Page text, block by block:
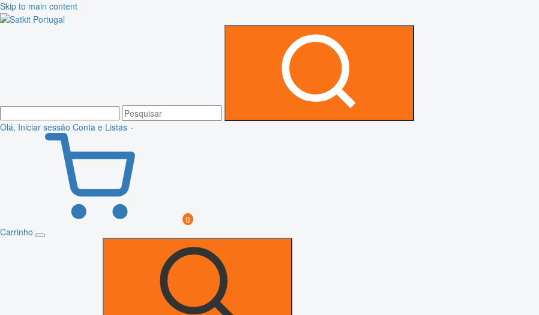
Skip to main content
Olá, Iniciar sessão Conta e Listas
0
Carrinho